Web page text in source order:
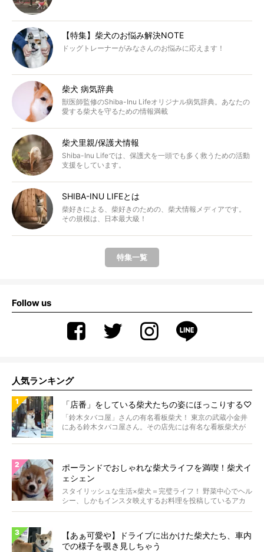
【特集】柴犬のお悩み解決NOTE
ドッグトレーナーがみなさんのお悩みに応えます！
柴犬 病気辞典
獣医師監修のShiba-Inu Lifeオリジナル病気辞典。あなたの
愛する柴犬を守るための情報満載
柴犬里親/保護犬情報
Shiba-Inu Lifeでは、保護犬を一頭でも多く救うための活動
支援をしています。
SHIBA-INU LIFEとは
柴好きによる、柴好きのための、柴犬情報メディアです。
その規模は、日本最大級！
特集一覧
Follow us
人気ランキング
「店番」をしている柴犬たちの姿にほっこりする♡
「鈴木タバコ屋」さんの有名看板柴犬！ 東京の武蔵小金井
にある鈴木タバコ屋さん。その店先には有名な看板柴犬が
ポーランドでおしゃれな柴犬ライフを満喫！柴犬イ
ェシェン
スタイリッシュな生活×柴犬＝完璧ライフ！ 野菜中心でヘル
シー、しかもインスタ映えするお料理を投稿しているアカ
ウ...
【あぁ可愛や】ドライブに出かけた柴犬たち、車内
での様子を覗き見しちゃう